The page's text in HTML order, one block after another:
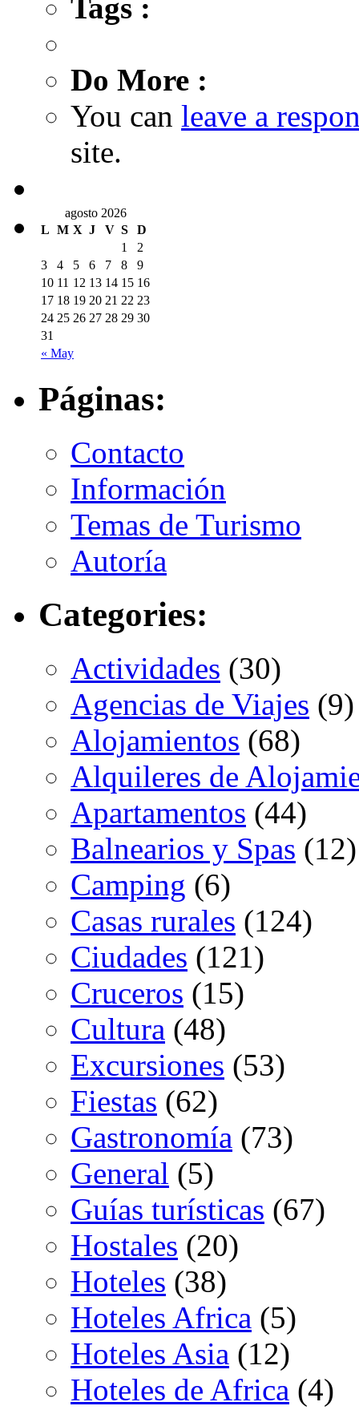
Tags :
Do More :
You can leave a
site.
agosto 2026
L M X J V S D
« May
1
2
3
4 5 6 7 8
9
10 11 12 13 14 15 16
17 18 19 20 21 22 23
24 25 26 27 28 29 30
31
Páginas:
Contacto
Información
Temas de Turismo
Autoría
Categories:
Actividades (30)
Agencias de Viajes (9)
Alojamientos (68)
Alquileres de
Apartamentos (44)
Balnearios y Spas (12)
Camping (6)
Casas rurales (124)
Ciudades (121)
Cruceros (15)
Cultura (48)
Excursiones (53)
Fiestas (62)
Gastronomía (73)
General (5)
Guías turísticas (67)
Hostales (20)
Hoteles (38)
Hoteles Africa (5)
Hoteles Asia (12)
Hoteles de Africa (4)